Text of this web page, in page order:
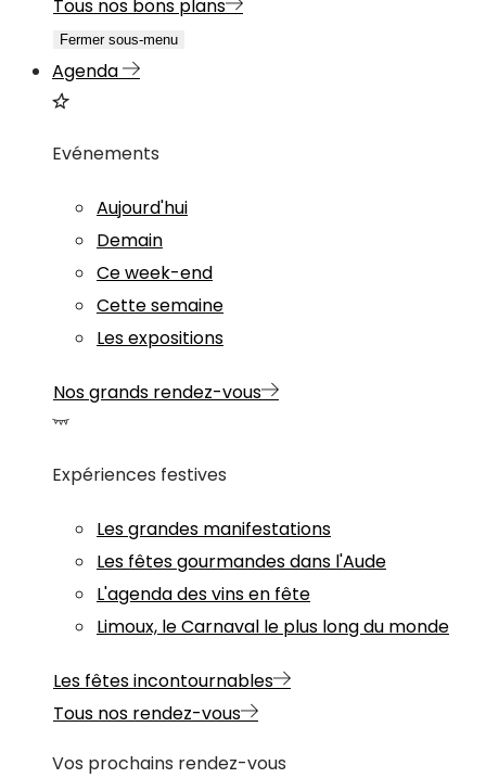
Tous nos bons plans
Fermer sous-menu
Agenda
Evénements
Aujourd'hui
Demain
Ce week-end
Cette semaine
Les expositions
Nos grands rendez-vous
Expériences festives
Les grandes manifestations
Les fêtes gourmandes dans l'Aude
L'agenda des vins en fête
Limoux, le Carnaval le plus long du monde
Les fêtes incontournables
Tous nos rendez-vous
Vos prochains rendez-vous